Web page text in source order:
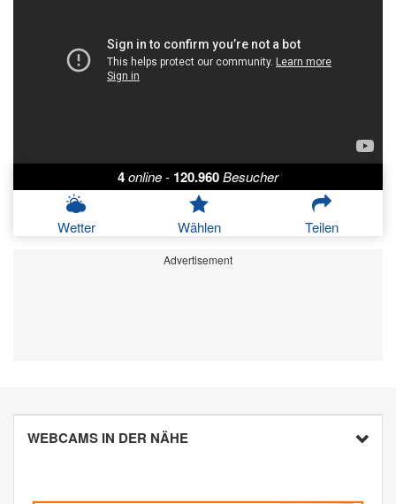
4online- 120.960Besucher
Wetter Wählen Teilen
Advertisement
WEBCAMS IN DER NÄHE